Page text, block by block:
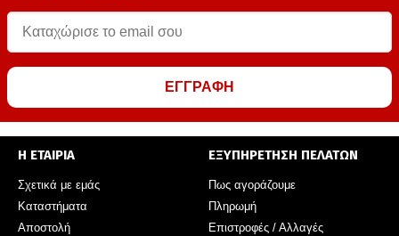
ΕΓΓΡΑΦΗ
Η ΕΤΑΙΡΙΑ
Σχετικά με εμάς
Καταστήματα
Αποστολή
ΕΞΥΠΗΡΕΤΗΣΗ ΠΕΛΑΤΩΝ
Πως αγοράζουμε
Πληρωμή
Επιστροφές / Αλλαγές